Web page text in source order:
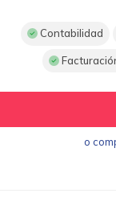
Contabilidad
o